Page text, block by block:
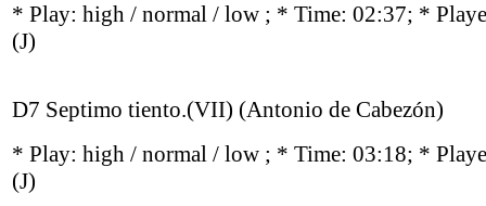
* Play: high / normal / low ; * Time: 02:37; *
(J)
D7 Septimo tiento.(VII) (Antonio de Cabezón)
* Play: high / normal / low ; * Time: 03:18; *
(J)